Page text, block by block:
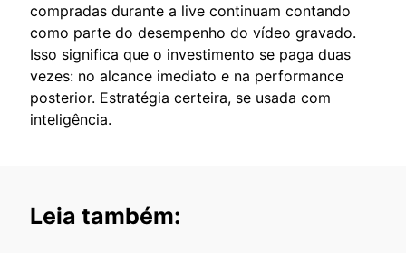
compradas durante a live continuam contando
como parte do desempenho do vídeo gravado.
Isso significa que o investimento se paga duas
vezes: no alcance imediato e na performance
posterior. Estratégia certeira, se usada com
inteligência.
Leia também: